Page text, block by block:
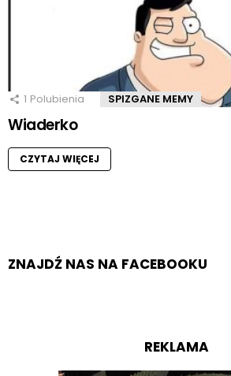
1 Polubienia SPIZGANE MEMY
Wiaderko
CZYTAJ WIĘCEJ
ZNAJDŹ NAS NA FACEBOOKU
REKLAMA